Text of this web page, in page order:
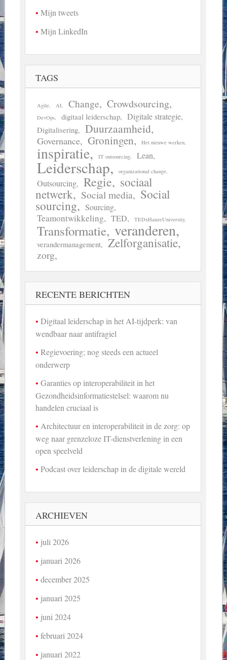
Mijn tweets
Mijn LinkedIn
TAGS
Agile AI Change Crowdsourcing
DevOps digitaal leiderschap Digitale strategie
Digitalisering Duurzaamheid
Governance Groningen Het nieuwe werken
inspiratie IT outsourcing Lean
Leiderschap organizational change
Outsourcing Regie sociaal
netwerk Social media Social
sourcing Sourcing
Teamontwikkeling TED TEDxHanzeUniverstiy
Transformatie veranderen
verandermanagement Zelforganisatie
zorg
RECENTE BERICHTEN
Digitaal leiderschap in het AI-tijdperk: van
wendbaar naar antifragiel
Regievoering; nog steeds een actueel
onderwerp
Garanties op interoperabiliteit in het
Gezondheidsinformatiestelsel: waarom nu
handelen cruciaal is
Architectuur en interoperabiliteit in de zorg: op
weg naar grenzeloze IT-dienstverlening in een
open speelveld
Podcast over leiderschap in de digitale wereld
ARCHIEVEN
juli 2026
januari 2026
december 2025
januari 2025
juni 2024
februari 2024
januari 2022